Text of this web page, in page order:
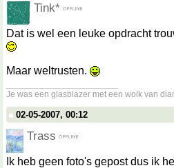
Tink*
Dat is wel een leuke opdracht
Maar weltrusten.
Je was een glasblazer met een wolk van
02-05-2007, 00:12
Trass
Ik heb geen foto's gepost dus ik